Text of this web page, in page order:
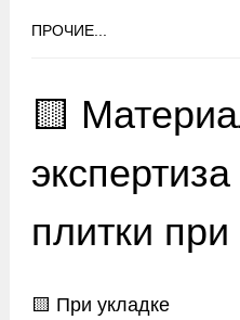
ПРОЧИЕ...
🟨
плитки
🟨 При укладке